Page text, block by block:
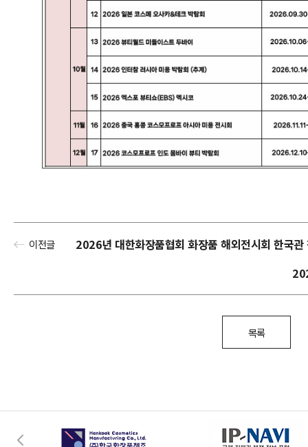
이전글
2026년 대한화장품협회 화장품 해외전시회 한국관
목록